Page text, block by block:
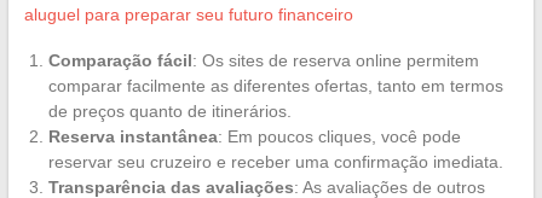
aluguel para preparar seu futuro financeiro
Comparação fácil: Os sites de reserva online permitem
comparar facilmente as diferentes ofertas, tanto em termos
de preços quanto de itinerários.
Reserva instantânea: Em poucos cliques, você pode
reservar seu cruzeiro e receber uma confirmação imediata.
Transparência das avaliações: As avaliações de outros